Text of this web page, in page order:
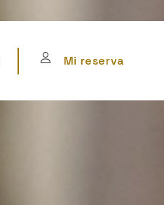
Mi reserva